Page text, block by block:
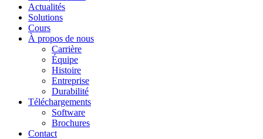
Actualités
Solutions
Cours
À propos de nous
Carrière
Équipe
Histoire
Entreprise
Durabilité
Téléchargements
Software
Brochures
Contact